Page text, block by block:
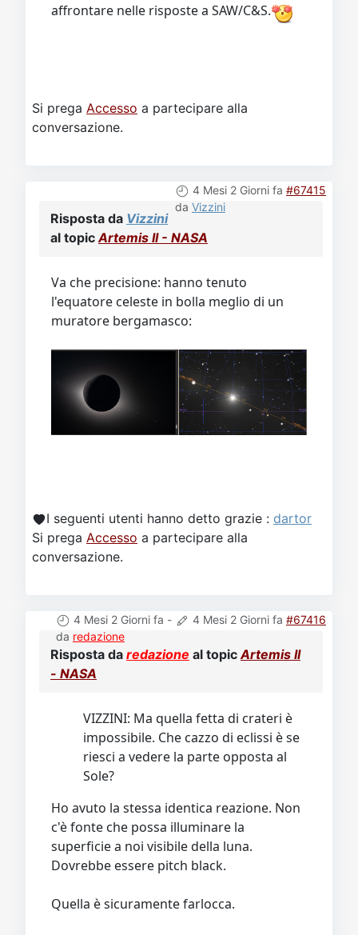
affrontare nelle risposte a SAW/C&S.
Si prega Accesso a partecipare alla
conversazione.
4 Mesi 2 Giorni fa #67415
da Vizzini
Risposta da Vizzini
al topicArtemis II - NASA
Va che precisione: hanno tenuto
l'equatore celeste in bolla meglio di un
muratore bergamasco:
I seguenti utenti hanno detto grazie : dartor
Si prega Accesso a partecipare alla
conversazione.
4 Mesi 2 Giorni fa - 4 Mesi 2 Giorni fa #67416
da redazione
Risposta da redazione al topicArtemis II
- NASA
VIZZINI: Ma quella fetta di crateri è
impossibile. Che cazzo di eclissi è se
riesci a vedere la parte opposta al
Sole?
Ho avuto la stessa identica reazione. Non
c'è fonte che possa illuminare la
superficie a noi visibile della luna.
Dovrebbe essere pitch black.
Quella è sicuramente farlocca.